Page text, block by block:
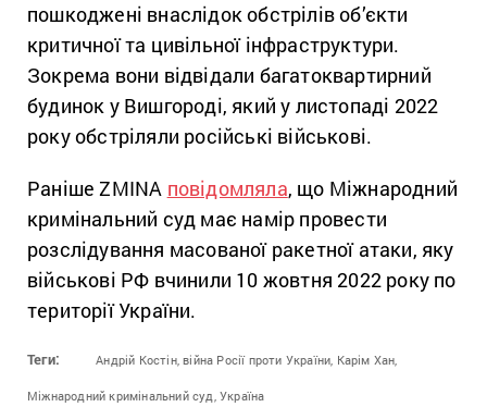
пошкоджені внаслідок обстрілів об’єкти
критичної та цивільної інфраструктури.
Зокрема вони відвідали багатоквартирний
будинок у Вишгороді, який у листопаді 2022
року обстріляли російські військові.
Раніше ZMINA повідомляла, що Міжнародний
кримінальний суд має намір провести
розслідування масованої ракетної атаки, яку
військові РФ вчинили 10 жовтня 2022 року по
території України.
Теги: Андрій Костін, війна Росії проти України, Карім Хан,
Міжнародний кримінальний суд, Україна